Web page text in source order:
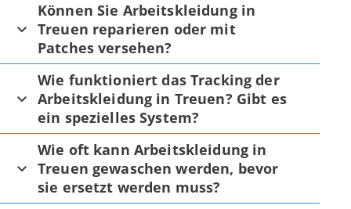
Können Sie Arbeitskleidung in
Treuen reparieren oder mit
Patches versehen?
Wie funktioniert das Tracking der
Arbeitskleidung in Treuen? Gibt es
ein spezielles System?
Wie oft kann Arbeitskleidung in
Treuen gewaschen werden, bevor
sie ersetzt werden muss?